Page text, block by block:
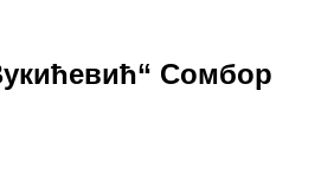
Сомбор